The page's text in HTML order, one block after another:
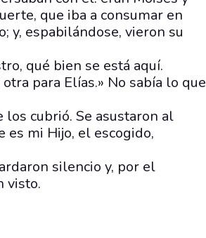
que iba a consumar en
y, espabilándose, vieron su
qué bien se está aquí.
para Elías.» No sabía lo que
los cubrió. Se asustaron al
es mi Hijo, el escogido,
silencio y, por el
visto.